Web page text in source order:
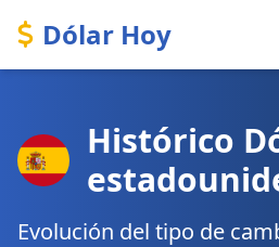
Dólar Hoy
Histórico
Evolución del tipo de